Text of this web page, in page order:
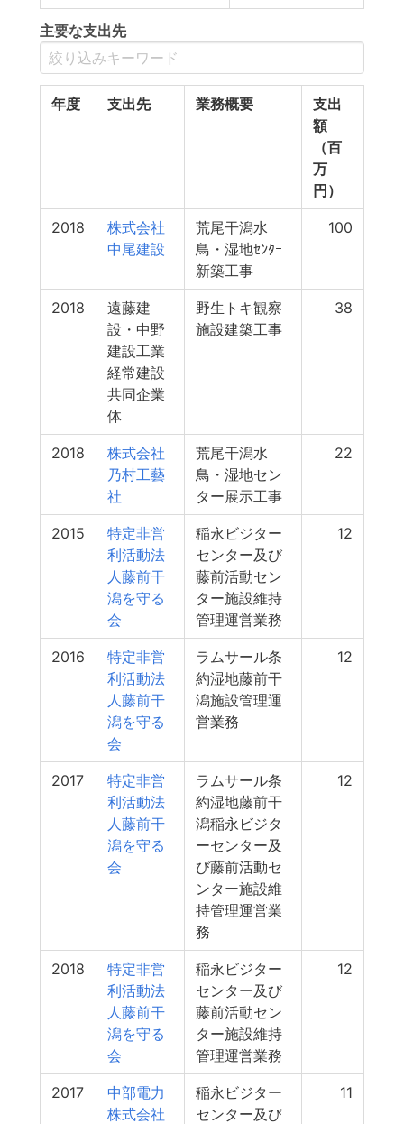
主要な支出先
年度 支出先 業務概要
支出
額
（百
万
円）
2018
株式会社
中尾建設
荒尾干潟水
鳥・湿地ｾﾝﾀｰ
新築工事
100
2018
遠藤建
設・中野
建設工業
経常建設
共同企業
体
野生トキ観察
施設建築工事
38
2018
株式会社
乃村工藝
社
荒尾干潟水
鳥・湿地セン
ター展示工事
22
2015
特定非営
利活動法
人藤前干
潟を守る
会
稲永ビジター
センター及び
藤前活動セン
ター施設維持
管理運営業務
12
2016
特定非営
利活動法
人藤前干
潟を守る
会
ラムサール条
約湿地藤前干
潟施設管理運
営業務
12
2017
特定非営
利活動法
人藤前干
潟を守る
会
ラムサール条
約湿地藤前干
潟稲永ビジタ
ーセンター及
び藤前活動セ
ンター施設維
持管理運営業
務
12
2018
特定非営
利活動法
人藤前干
潟を守る
会
稲永ビジター
センター及び
藤前活動セン
ター施設維持
管理運営業務
12
2017
中部電力
株式会社
稲永ビジター
センター及び
11